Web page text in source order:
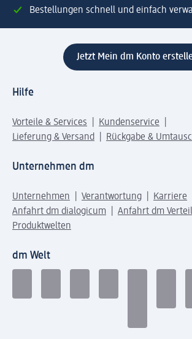
Bestellungen schnell und einfach
Jetzt Mein dm Konto
Hilfe
Vorteile & Services
Kundenservice
Lieferung & Versand
Rückgabe &
Unternehmen dm
Unternehmen Verantwortung Karriere
Anfahrt dm dialogicum
Anfahrt dm
Produktwelten
dm Welt